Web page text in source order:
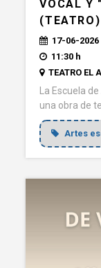
VOCAL Y
(TEATRO)
17-06-2026
11:30 h
TEATRO EL
La Escuela
una obra de
Artes